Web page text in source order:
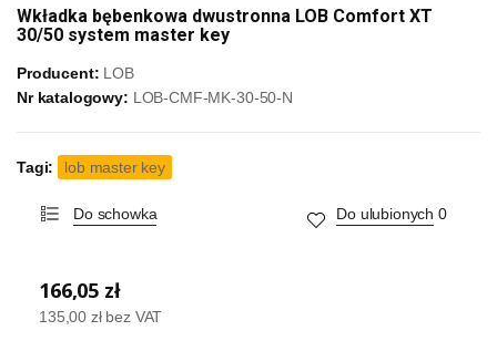
Wkładka bębenkowa dwustronna LOB Comfort XT
30/50 system master key
Producent: LOB
Nr katalogowy: LOB-CMF-MK-30-50-N
Tagi: lob master key
Do schowka Do ulubionych 0
166,05 zł
135,00 zł bez VAT